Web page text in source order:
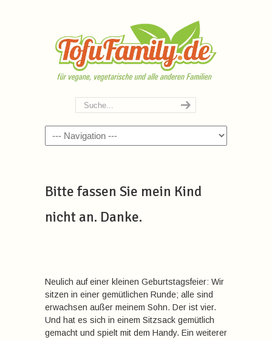
Navigation
Bitte fassen Sie mein Kind
nicht an. Danke.
Neulich auf einer kleinen Geburtstagsfeier: Wir
sitzen in einer gemütlichen Runde; alle sind
erwachsen außer meinem Sohn. Der ist vier.
Und hat es sich in einem Sitzsack gemütlich
gemacht und spielt mit dem Handy. Ein weiterer